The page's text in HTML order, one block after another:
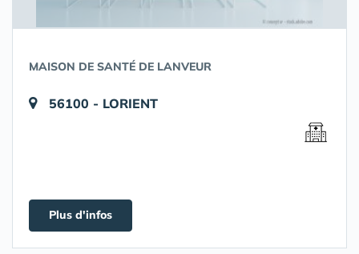
MAISON DE SANTÉ DE LANVEUR
56100 - LORIENT
Plus d'infos